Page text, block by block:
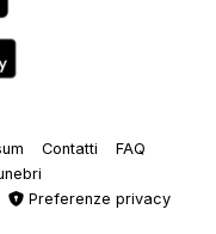
Contatti
FAQ
Preferenze privacy